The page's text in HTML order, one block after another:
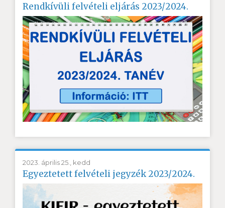
Rendkívüli felvételi eljárás 2023/2024.
2023. április 25., kedd
Egyeztetett felvételi jegyzék 2023/2024.